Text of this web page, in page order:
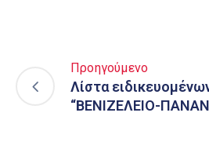
Προηγούμενο
Λίστα
“ΒΕΝΙΖΕΛΕΙΟ-